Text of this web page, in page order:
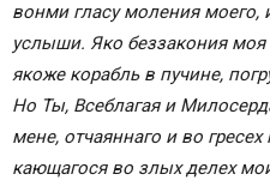
Молитва Богоматери для
Молитва Божьей Матери
и ненависти
Молитва Богоматери о
Молитва об исцелении от
вонми гласу моления моего,
услыши. Яко беззакония
якоже корабль в пучине,
Но Ты, Всеблагая и
мене, отчаяннаго и во
кающагося во злых делех